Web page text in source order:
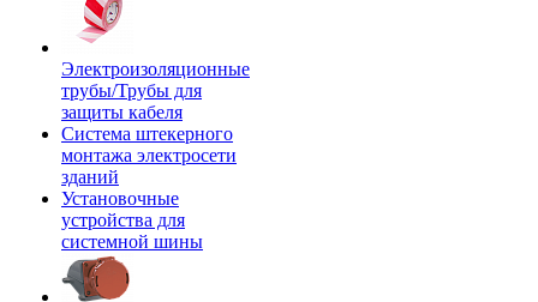
Электроизоляционные
трубы/Трубы для
защиты кабеля
Система штекерного
монтажа электросети
зданий
Установочные
устройства для
системной шины